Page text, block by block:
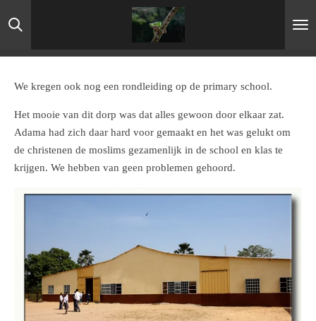
Ga
direct
hoofdinhoud
We kregen ook nog een rondleiding op de primary school.
Het mooie van dit dorp was dat alles gewoon door elkaar zat.
Adama had zich daar hard voor gemaakt en het was gelukt om
de christenen de moslims gezamenlijk in de school en klas te
krijgen. We hebben van geen problemen gehoord.